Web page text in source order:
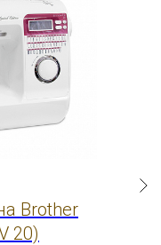
Brother
20)